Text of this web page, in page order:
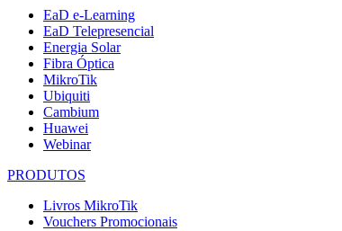
EaD e-Learning
EaD Telepresencial
Energia Solar
Fibra Óptica
MikroTik
Ubiquiti
Cambium
Huawei
Webinar
PRODUTOS
Livros MikroTik
Vouchers Promocionais